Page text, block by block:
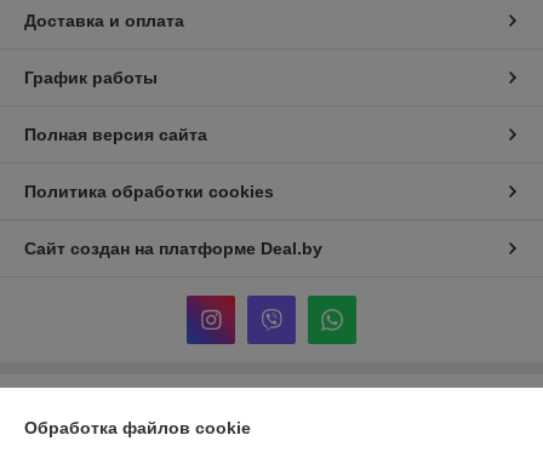
Доставка и оплата
График работы
Полная версия сайта
Политика обработки cookies
Сайт создан на платформе Deal.by
Обработка файлов cookie